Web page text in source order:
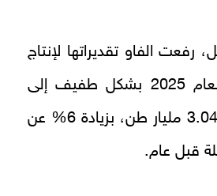
الفاو تقديراتها لإنتاج
الحبوب العالمي لعام 2025 بشكل طفيف إلى
رقم قياسي بلغ 3.040 مليار طن، بزيادة 6% عن
قبل عام.